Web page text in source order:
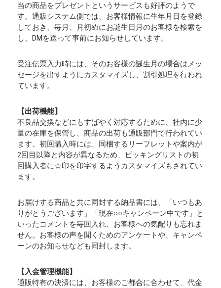
当の商品をプレゼントというサービスも好評のようで
す。通販システム側では、お客様情報に生年月日を登録
しておき、毎月、月初めにお誕生日月のお客様を検索を
し、DMを送って事前にお知らせしています。
受注伝票入力時には、そのお客様の誕生月の場合はメッ
セージを出すようにカスタマイズし、割引処理を行われ
ています。
【出荷機能】
不良品交換などにもすばやく対応するために、社内に少
量の在庫を保管し、商品の出荷も通販部門で行われてい
ます。初回購入時には、同梱するリーフレットや案内が
2回目以降と内容が異なるため、ピッキングリストの初
回購入者に☆印を印字するようカスタマイズもされてい
ます。
お届けする商品と共に同封する納品書には、「いつもあ
りがとうございます」「現在○○キャンペーン中です」と
いったコメントを毎回入れ、お客様への気配りも忘れま
せん。お客様の声を聞くためのアンケートや、キャンペ
ーンのお知らせなども同封します。
【入金管理機能】
通販特有の決済には、お客様のご都合に合わせて、代金